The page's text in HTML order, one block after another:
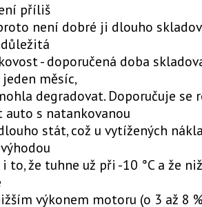
příliš
není dobré ji dlouho
- doporučená doba
měsíc,
degradovat. Doporučuje se
auto s natankovanou
stát, což u vytížených
to, že tuhne už při -10 °C a že
výkonem motoru (o 3 až 8